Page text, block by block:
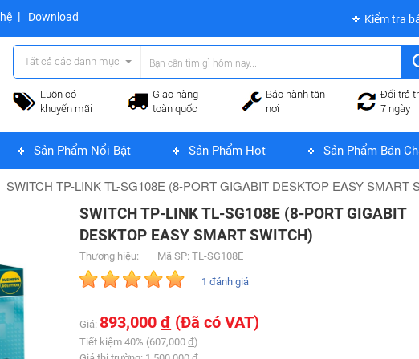
Download Kiểm tra
Tất cả các danh mục
Luôn có
khuyến mãi
Giao hàng
toàn quốc
Bảo hành tận
nơi
Đổi trả
7 ngày
Sản Phẩm Nổi Bật Sản Phẩm Hot Sản Phẩm Bán
SWITCH TP-LINK TL-SG108E (8-PORT GIGABIT DESKTOP EASY SMART
SWITCH TP-LINK TL-SG108E (8-PORT GIGABIT
DESKTOP EASY SMART SWITCH)
Thương hiệu: Mã SP: TL-SG108E
1 đánh giá
Giá: 893,000đ (Đã có VAT)
Tiết kiệm 40% (607,000đ)